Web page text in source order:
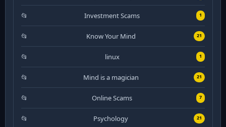
Investment Scams 1
Know Your Mind 21
linux 1
Mind is a magician 21
Online Scams 7
Psychology 21